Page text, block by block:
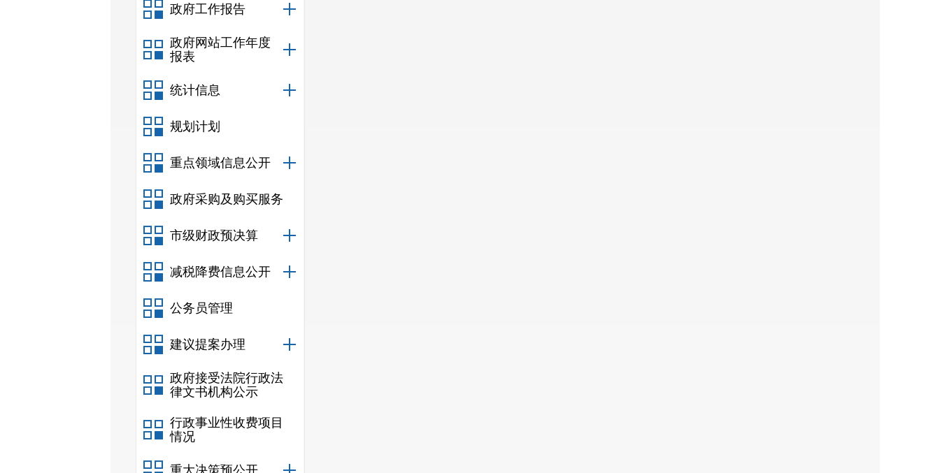
政府工作报告
政府网站工作年度
报表
统计信息
规划计划
重点领域信息公开
政府采购及购买服务
市级财政预决算
减税降费信息公开
公务员管理
建议提案办理
政府接受法院行政法
律文书机构公示
行政事业性收费项目
情况
重大决策预公开